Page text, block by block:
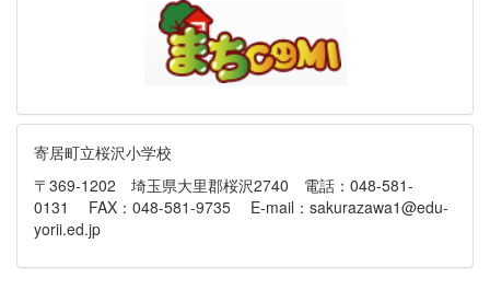
寄居町立桜沢小学校
〒369-1202 埼玉県大里郡桜沢2740 電話：048-581-
0131 FAX：048-581-9735 E-mail：sakurazawa1@edu-
yorii.ed.jp